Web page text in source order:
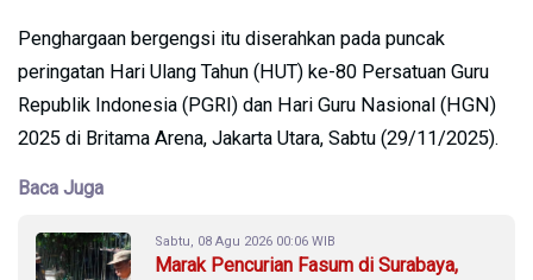
Penghargaan bergengsi itu diserahkan pada puncak
peringatan Hari Ulang Tahun (HUT) ke-80 Persatuan Guru
Republik Indonesia (PGRI) dan Hari Guru Nasional (HGN)
2025 di Britama Arena, Jakarta Utara, Sabtu (29/11/2025).
Baca Juga
Sabtu, 08 Agu 2026 00:06 WIB
Marak Pencurian Fasum di Surabaya,